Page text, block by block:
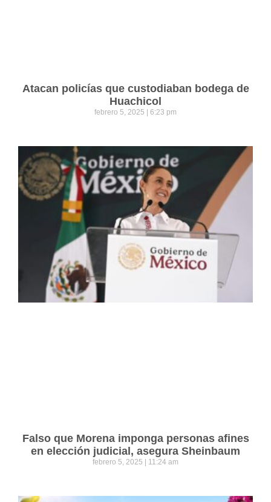
Atacan policías que custodiaban bodega de
Huachicol
febrero 5, 2025 6:23 pm
Falso que Morena imponga personas afines
en elección judicial, asegura Sheinbaum
febrero 5, 2025 11:24 am